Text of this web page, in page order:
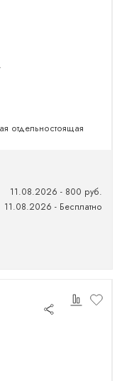
отдельностоящая
11.08.2026 - 800 руб.
11.08.2026 - Бесплатно